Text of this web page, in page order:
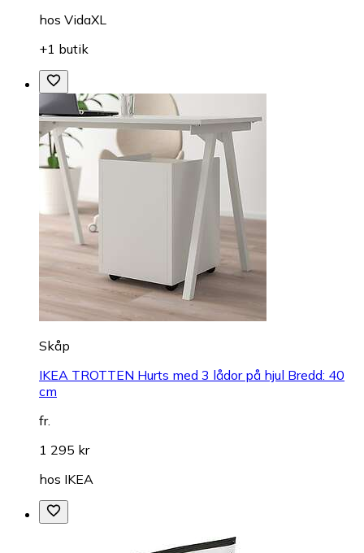
hos VidaXL
+1 butik
Skåp
IKEA TROTTEN Hurts med 3 lådor på hjul Bredd: 40
cm
fr.
1 295 kr
hos IKEA